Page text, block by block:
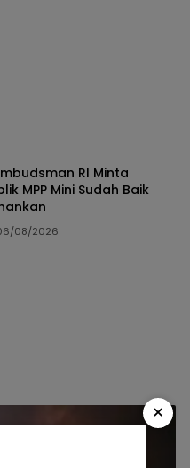
RI Minta
MPP Mini Sudah Baik
08/2026
×